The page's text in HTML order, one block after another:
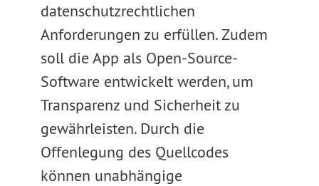
datenschutzrechtlichen
Anforderungen zu erfüllen. Zudem
soll die App als Open-Source-
Software entwickelt werden, um
Transparenz und Sicherheit zu
gewährleisten. Durch die
Offenlegung des Quellcodes
können unabhängige